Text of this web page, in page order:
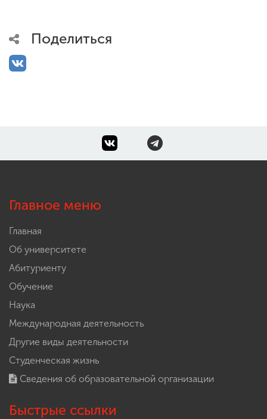
Поделиться
Главное меню
Главная
Об университете
Абитуриенту
Обучение
Наука
Международная деятельность
Другие виды деятельности
Студенческая жизнь
Сведения об образовательной организации
Быстрые ссылки